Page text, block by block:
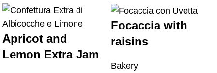
Apricot and
Lemon Extra Jam
Focaccia with
raisins
Bakery